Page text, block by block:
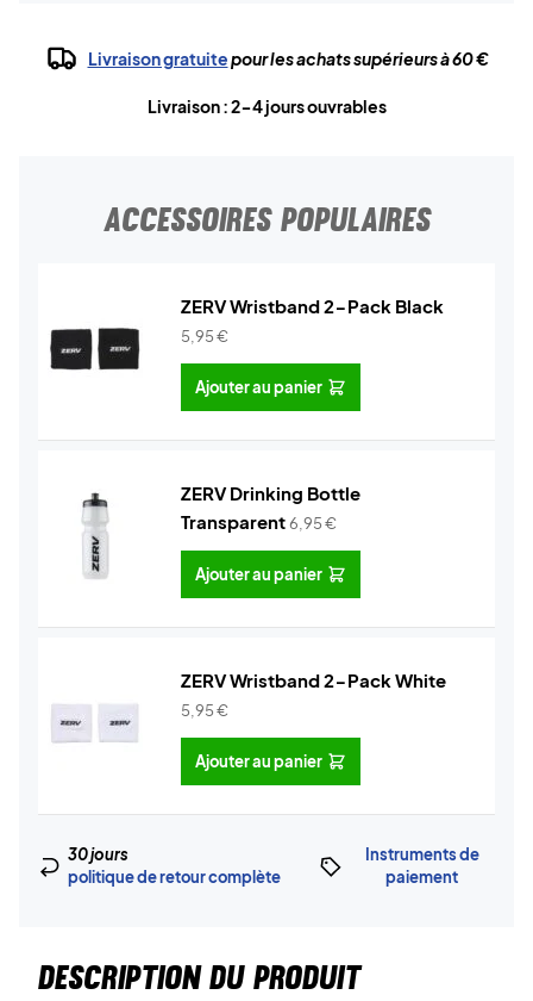
Livraison gratuitepour les achats supérieurs à 60 €
Livraison : 2-4 jours ouvrables
ACCESSOIRES POPULAIRES
ZERV Wristband 2-Pack Black
5,95€
Ajouter au panier
ZERV Drinking Bottle
Transparent6,95€
Ajouter au panier
ZERV Wristband 2-Pack White
5,95€
Ajouter au panier
30 jours
politique de retour complète
Instruments de
paiement
DESCRIPTION DU PRODUIT